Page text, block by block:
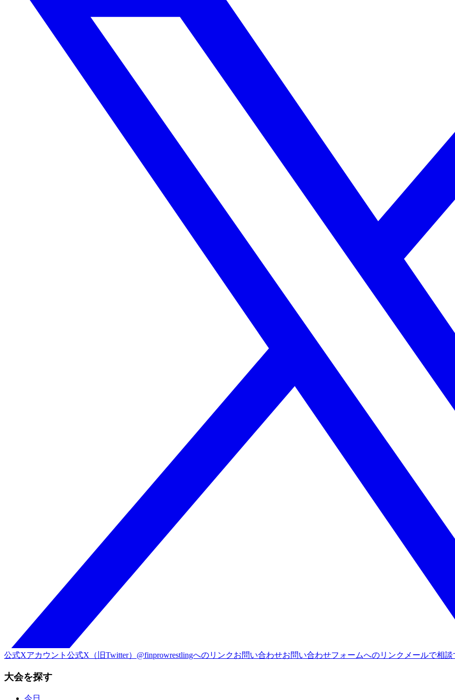
公式Xアカウント 公式X（旧Twitter）@finprowrestlingへのリンクお問い合わせお問い合わせフォームへのリンク メールで相
大会を探す
今日